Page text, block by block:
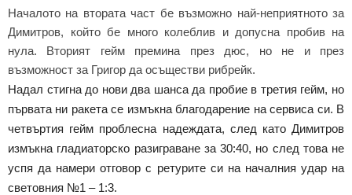
Началото на втората част бе възможно най-неприятното за
Димитров, който бе много колеблив и допусна пробив на
нула. Вторият гейм премина през дюс, но не и през
възможност за Григор да осъществи рибрейк.
Надал стигна до нови два шанса да пробие в третия гейм, но
първата ни ракета се измъкна благодарение на сервиса си. В
четвъртия гейм проблесна надеждата, след като Димитров
измъкна гладиаторско разиграване за 30:40, но след това не
успя да намери отговор с ретурите си на началния удар на
световния №1 – 1:3.